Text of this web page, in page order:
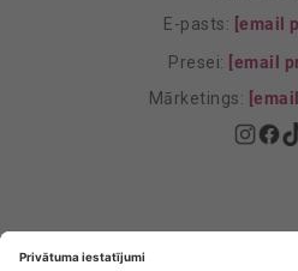
E-pasts: [email
Presei: [email
Mārketings: